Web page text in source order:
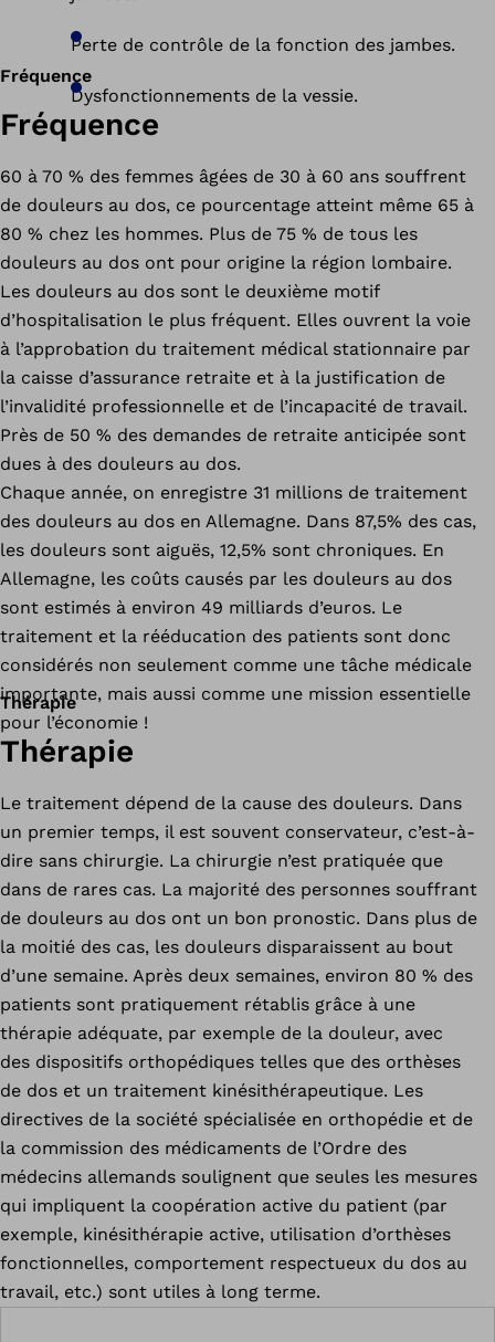
Perte de contrôle de la fonction des jambes.
Dysfonctionnements de la vessie.
Fréquence
Fréquence
60 à 70 % des femmes âgées de 30 à 60 ans souffrent
de douleurs au dos, ce pourcentage atteint même 65 à
80 % chez les hommes. Plus de 75 % de tous les
douleurs au dos ont pour origine la région lombaire.
Les douleurs au dos sont le deuxième motif
d’hospitalisation le plus fréquent. Elles ouvrent la voie
à l’approbation du traitement médical stationnaire par
la caisse d’assurance retraite et à la justification de
l’invalidité professionnelle et de l’incapacité de travail.
Près de 50 % des demandes de retraite anticipée sont
dues à des douleurs au dos.
Chaque année, on enregistre 31 millions de traitement
des douleurs au dos en Allemagne. Dans 87,5% des cas,
les douleurs sont aiguës, 12,5% sont chroniques. En
Allemagne, les coûts causés par les douleurs au dos
sont estimés à environ 49 milliards d’euros. Le
traitement et la rééducation des patients sont donc
considérés non seulement comme une tâche médicale
importante, mais aussi comme une mission essentielle
pour l’économie !
Thérapie
Thérapie
Le traitement dépend de la cause des douleurs. Dans
un premier temps, il est souvent conservateur, c’est-à-
dire sans chirurgie. La chirurgie n’est pratiquée que
dans de rares cas. La majorité des personnes souffrant
de douleurs au dos ont un bon pronostic. Dans plus de
la moitié des cas, les douleurs disparaissent au bout
d’une semaine. Après deux semaines, environ 80 % des
patients sont pratiquement rétablis grâce à une
thérapie adéquate, par exemple de la douleur, avec
des dispositifs orthopédiques telles que des orthèses
de dos et un traitement kinésithérapeutique. Les
directives de la société spécialisée en orthopédie et de
la commission des médicaments de l’Ordre des
médecins allemands soulignent que seules les mesures
qui impliquent la coopération active du patient (par
exemple, kinésithérapie active, utilisation d’orthèses
fonctionnelles, comportement respectueux du dos au
travail, etc.) sont utiles à long terme.